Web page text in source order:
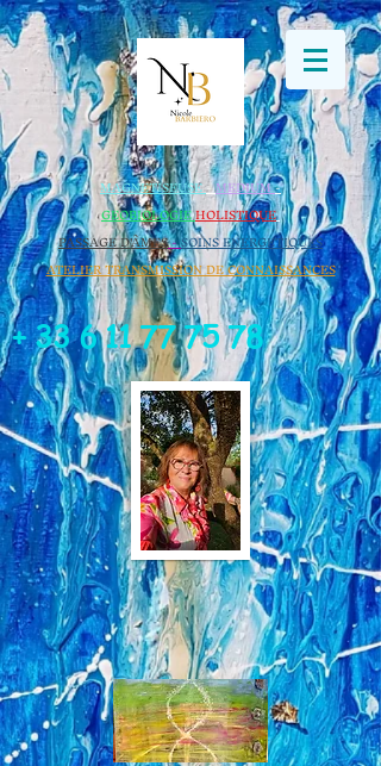
Retrouvez Nicole BARBIERO sur Resalib : annuaire, référencement
et prise de rendez-vous pour les Magnétiseurs
MAGNETISEUSE-MEDIUM-
GEOBIOLOGIE​HOLISTIQUE​
PASSAGE D'ÂMES-SOINS ENERGETIQUES
ATELIER TRANSMISSION DE CONNAISSANCES
+33 6 11 77 75 78